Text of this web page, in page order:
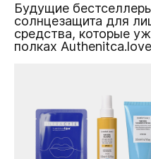
Будущие
солнцезащита для
средства, которые
полках